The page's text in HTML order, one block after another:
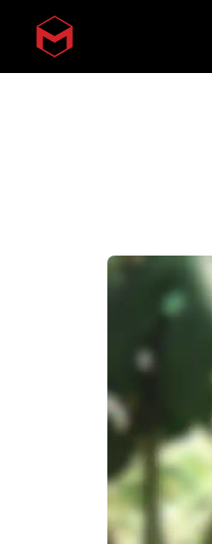
Skip to main content